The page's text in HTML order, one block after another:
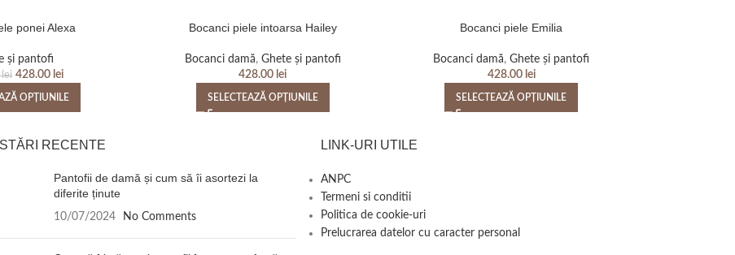
ponei Alexa
și pantofi
lei 428.00 lei
OPȚIUNILE
Bocanci piele intoarsa Hailey
Bocanci damă, Ghete și pantofi
428.00 lei
SELECTEAZĂ OPȚIUNILE
Bocanci piele Emilia
Bocanci damă,Ghete și pantofi
428.00 lei
SELECTEAZĂ OPȚIUNILE
RECENTE
Pantofii de damă și cum să îi asortezi la
diferite ținute
10/07/2024 No Comments
LINK-URI UTILE
ANPC
Termeni si conditii
Politica de cookie-uri
Prelucrarea datelor cu caracter personal